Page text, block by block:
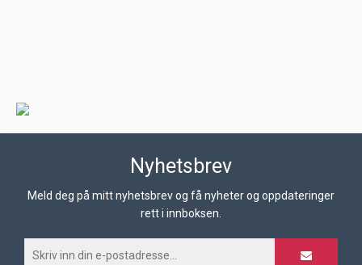
Nyhetsbrev
Meld deg på mitt nyhetsbrev og få nyheter og oppdateringer
rett i innboksen.